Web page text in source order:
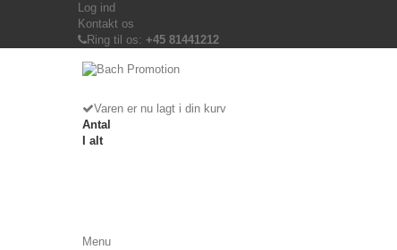
Log ind
Kontakt os
Ring til os: +45 81441212
Varen er nu lagt i din kurv
Antal
I alt
Menu